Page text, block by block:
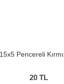
Pencereli
20 TL